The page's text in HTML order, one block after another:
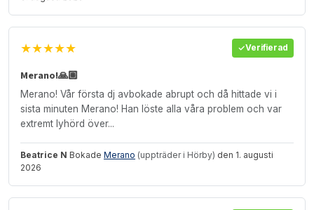
★★★★★ Verifierad
Merano!🙏🏽
Merano! Vår första dj avbokade abrupt och då hittade vi i
sista minuten Merano! Han löste alla våra problem och var
extremt lyhörd över...
Beatrice N Bokade Merano (uppträder i Hörby) den 1. augusti
2026